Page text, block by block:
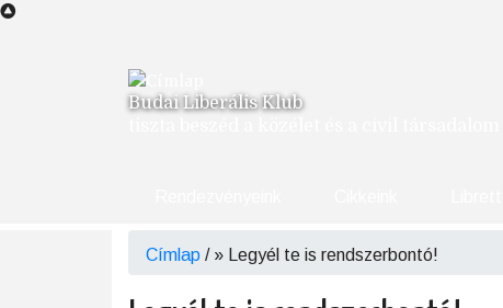
Ugrás
Budai Liberális Klub
Morzsa
Címlap / Legyél te is rendszerbontó!